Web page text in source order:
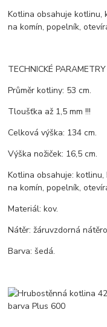
Kotlina obsahuje kotlinu,
na komín, popelník,
TECHNICKÉ PARAMETRY
Průměr kotliny: 53 cm.
Tloušťka až 1,5 mm !!!
Celková výška: 134 cm.
Výška nožiček: 16,5 cm.
Kotlina obsahuje:
na komín, popelník,
Materiál: kov.
Nátěr: žáruvzdorná
Barva: šedá.